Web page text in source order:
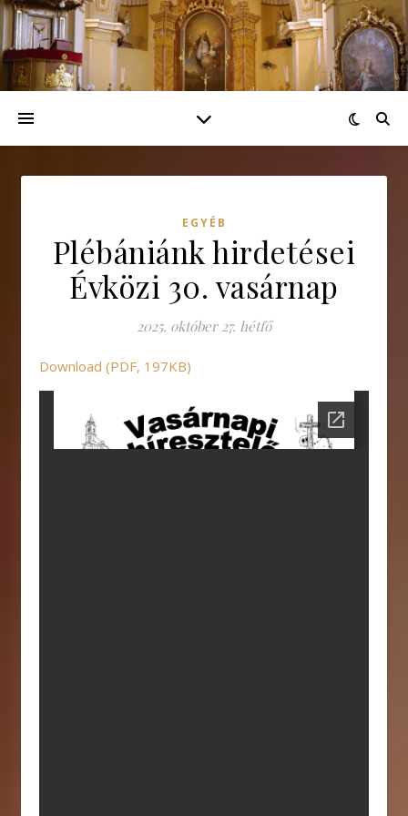
EGYÉB
Plébániánk hirdetései
Évközi 30. vasárnap
2025. október 27. hétfő
Download (PDF, 197KB)